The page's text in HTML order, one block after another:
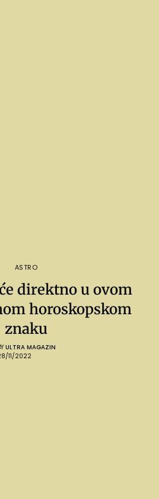
ASTRO
direktno u ovom
horoskopskom
znaku
ULTRA MAGAZIN
11/2022